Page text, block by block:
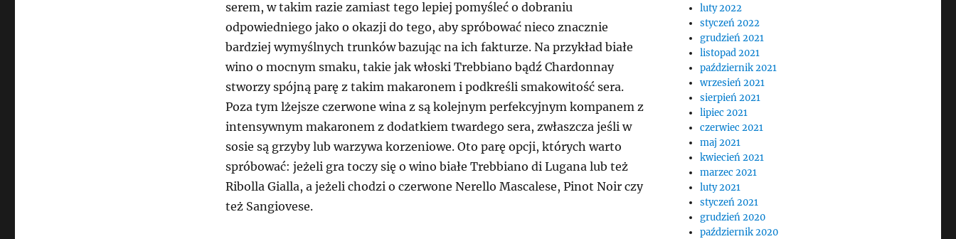
serem, w takim razie zamiast tego lepiej pomyśleć o dobraniu
odpowiedniego jako o okazji do tego, aby spróbować nieco znacznie
bardziej wymyślnych trunków bazując na ich fakturze. Na przykład białe
wino o mocnym smaku, takie jak włoski Trebbiano bądź Chardonnay
stworzy spójną parę z takim makaronem i podkreśli smakowitość sera.
Poza tym lżejsze czerwone wina z są kolejnym perfekcyjnym kompanem z
intensywnym makaronem z dodatkiem twardego sera, zwłaszcza jeśli w
sosie są grzyby lub warzywa korzeniowe. Oto parę opcji, których warto
spróbować: jeżeli gra toczy się o wino białe Trebbiano di Lugana lub też
Ribolla Gialla, a jeżeli chodzi o czerwone Nerello Mascalese, Pinot Noir czy
też Sangiovese.
luty 2022
styczeń 2022
grudzień 2021
listopad 2021
październik 2021
wrzesień 2021
sierpień 2021
lipiec 2021
czerwiec 2021
maj 2021
kwiecień 2021
marzec 2021
luty 2021
styczeń 2021
grudzień 2020
październik 2020